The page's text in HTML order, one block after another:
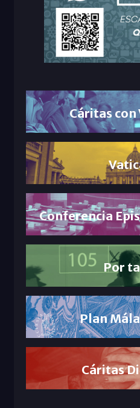
Cáritas con
Conferencia
Por
Plan
Cáritas